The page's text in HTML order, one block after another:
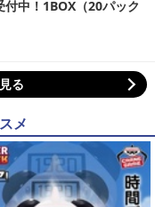
中！1BOX（20パック
る
メ